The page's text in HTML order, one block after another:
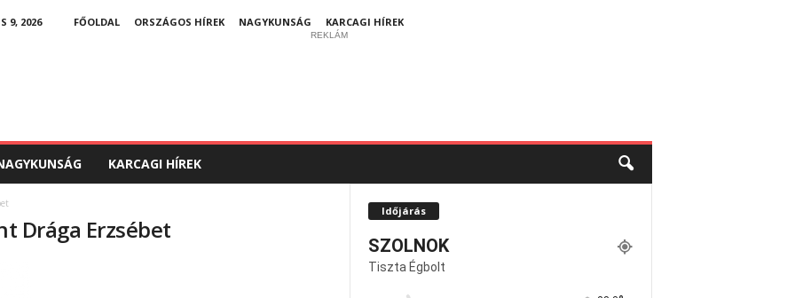
9, 2026 FŐOLDAL ORSZÁGOS HÍREK NAGYKUNSÁG
KARCAGI HÍREK
REKLÁM
KARCAGI HÍREK
Drága Erzsébet
Időjárás
SZOLNOK
Tiszta Égbolt